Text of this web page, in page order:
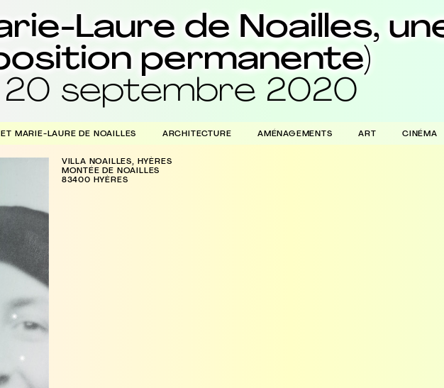
Laure de Noailles,
permanente)
20 septembre 2020
MARIE-LAURE DE NOAILLES ARCHITECTURE AMÉNAGEMENTS ART CINÉMA
VILLA NOAILLES, HYÈRES
MONTÉE DE NOAILLES
83400 HYÈRES